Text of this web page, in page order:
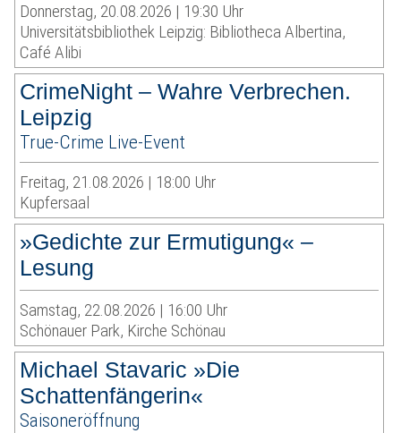
Donnerstag, 20.08.2026 | 19:30 Uhr
Universitätsbibliothek Leipzig: Bibliotheca Albertina,
Café Alibi
CrimeNight – Wahre Verbrechen.
Leipzig
True-Crime Live-Event
Freitag, 21.08.2026 | 18:00 Uhr
Kupfersaal
»Gedichte zur Ermutigung« –
Lesung
Samstag, 22.08.2026 | 16:00 Uhr
Schönauer Park, Kirche Schönau
Michael Stavaric »Die
Schattenfängerin«
Saisoneröffnung